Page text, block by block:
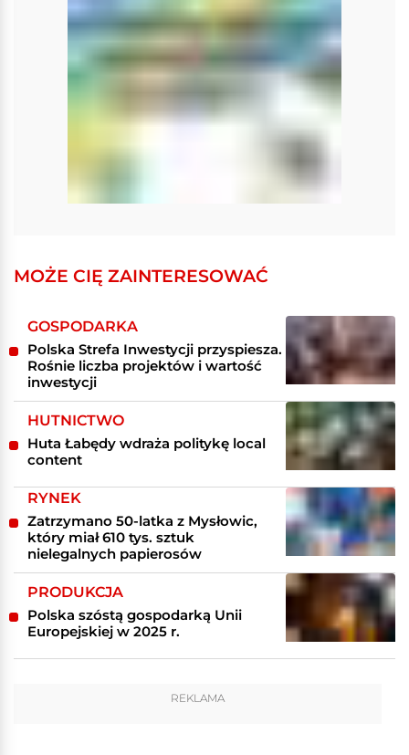
MOŻE CIĘ ZAINTERESOWAĆ
GOSPODARKA
Polska Strefa Inwestycji przyspiesza.
Rośnie liczba projektów i wartość
inwestycji
HUTNICTWO
Huta Łabędy wdraża politykę local
content
RYNEK
Zatrzymano 50-latka z Mysłowic,
który miał 610 tys. sztuk
nielegalnych papierosów
PRODUKCJA
Polska szóstą gospodarką Unii
Europejskiej w 2025 r.
REKLAMA